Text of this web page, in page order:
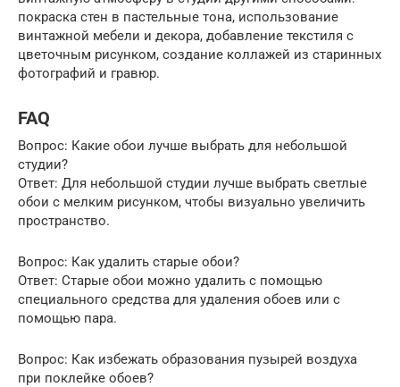
покраска стен в пастельные тона, использование
винтажной мебели и декора, добавление текстиля с
цветочным рисунком, создание коллажей из старинных
фотографий и гравюр.
FAQ
Вопрос: Какие обои лучше выбрать для небольшой
студии?
Ответ: Для небольшой студии лучше выбрать светлые
обои с мелким рисунком, чтобы визуально увеличить
пространство.
Вопрос: Как удалить старые обои?
Ответ: Старые обои можно удалить с помощью
специального средства для удаления обоев или с
помощью пара.
Вопрос: Как избежать образования пузырей воздуха
при поклейке обоев?